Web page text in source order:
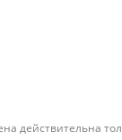
действительна